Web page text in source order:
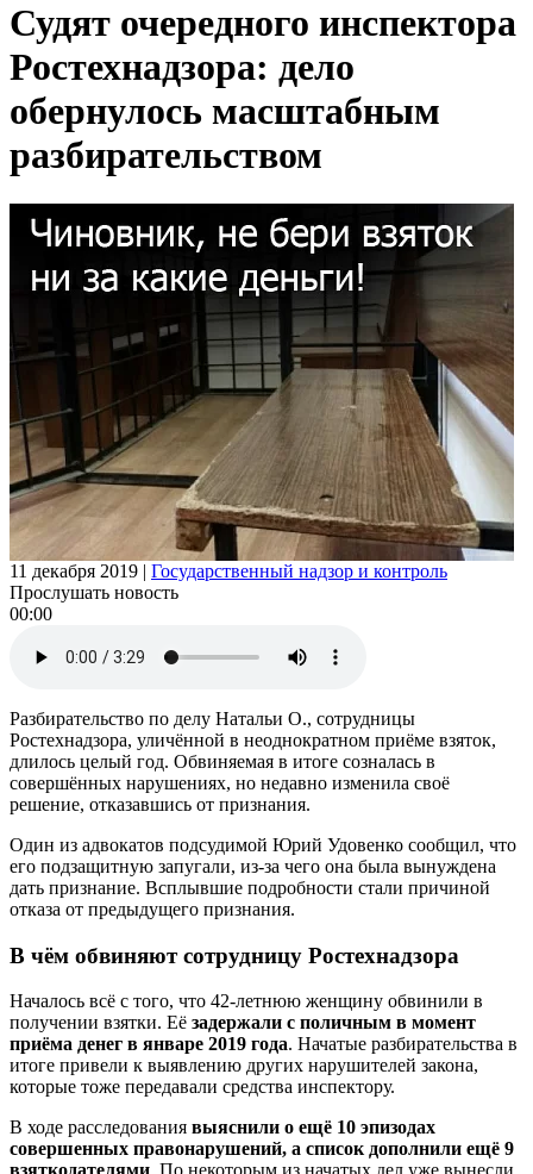
Судят очередного инспектора
Ростехнадзора: дело
обернулось масштабным
разбирательством
11 декабря 2019 | Государственный надзор и контроль
Прослушать новость
00:00
Разбирательство по делу Натальи О., сотрудницы
Ростехнадзора, уличённой в неоднократном приёме взяток,
длилось целый год. Обвиняемая в итоге созналась в
совершённых нарушениях, но недавно изменила своё
решение, отказавшись от признания.
Один из адвокатов подсудимой Юрий Удовенко сообщил, что
его подзащитную запугали, из-за чего она была вынуждена
дать признание. Всплывшие подробности стали причиной
отказа от предыдущего признания.
В чём обвиняют сотрудницу Ростехнадзора
Началось всё с того, что 42-летнюю женщину обвинили в
получении взятки. Её задержали с поличным в момент
приёма денег в январе 2019 года. Начатые разбирательства в
итоге привели к выявлению других нарушителей закона,
которые тоже передавали средства инспектору.
В ходе расследования выяснили о ещё 10 эпизодах
совершенных правонарушений, а список дополнили ещё 9